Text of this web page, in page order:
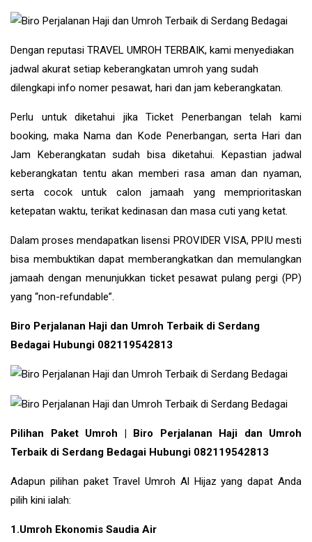
Dengan reputasi TRAVEL UMROH TERBAIK, kami menyediakan
jadwal akurat setiap keberangkatan umroh yang sudah
dilengkapi info nomer pesawat, hari dan jam keberangkatan.
Perlu untuk diketahui jika Ticket Penerbangan telah kami
booking, maka Nama dan Kode Penerbangan, serta Hari dan
Jam Keberangkatan sudah bisa diketahui. Kepastian jadwal
keberangkatan tentu akan memberi rasa aman dan nyaman,
serta cocok untuk calon jamaah yang memprioritaskan
ketepatan waktu, terikat kedinasan dan masa cuti yang ketat.
Dalam proses mendapatkan lisensi PROVIDER VISA, PPIU mesti
bisa membuktikan dapat memberangkatkan dan memulangkan
jamaah dengan menunjukkan ticket pesawat pulang pergi (PP)
yang “non-refundable”.
Biro Perjalanan Haji dan Umroh Terbaik di Serdang
Bedagai Hubungi 082119542813
Pilihan Paket Umroh | Biro Perjalanan Haji dan Umroh
Terbaik di Serdang Bedagai Hubungi 082119542813
Adapun pilihan paket Travel Umroh Al Hijaz yang dapat Anda
pilih kini ialah:
1.Umroh Ekonomis Saudia Air